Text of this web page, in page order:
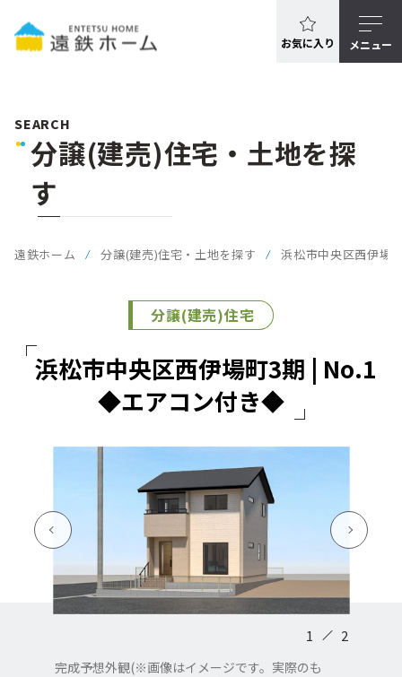
お気に入り メニュー
SEARCH
分譲(建売)住宅・土地を探
す
遠鉄ホーム 分譲(建売)住宅・土地を探す 浜松市中央区西伊場
分譲(建売)住宅
浜松市中央区西伊場町3期 | No.1
◆エアコン付き◆
完成予想外観(※画像はイメージです。実際のも
1 2